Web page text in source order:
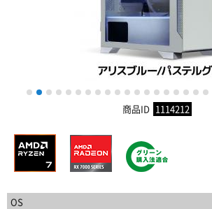
1 2 3 4 5 6 7 8 9 10 11 12 13 14 15 16 17 18
商品ID 1114212
OS